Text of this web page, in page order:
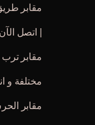
مقابر
| اتصل الآن
مقابر
مختلفة و
مقابر